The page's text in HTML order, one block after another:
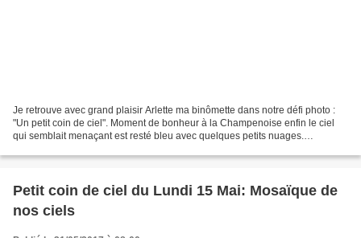
Je retrouve avec grand plaisir Arlette ma binômette dans notre défi photo :
"Un petit coin de ciel". Moment de bonheur à la Champenoise enfin le ciel
qui semblait menaçant est resté bleu avec quelques petits nuages.
Petit coin de ciel du Lundi 15 Mai: Mosaïque de
nos ciels